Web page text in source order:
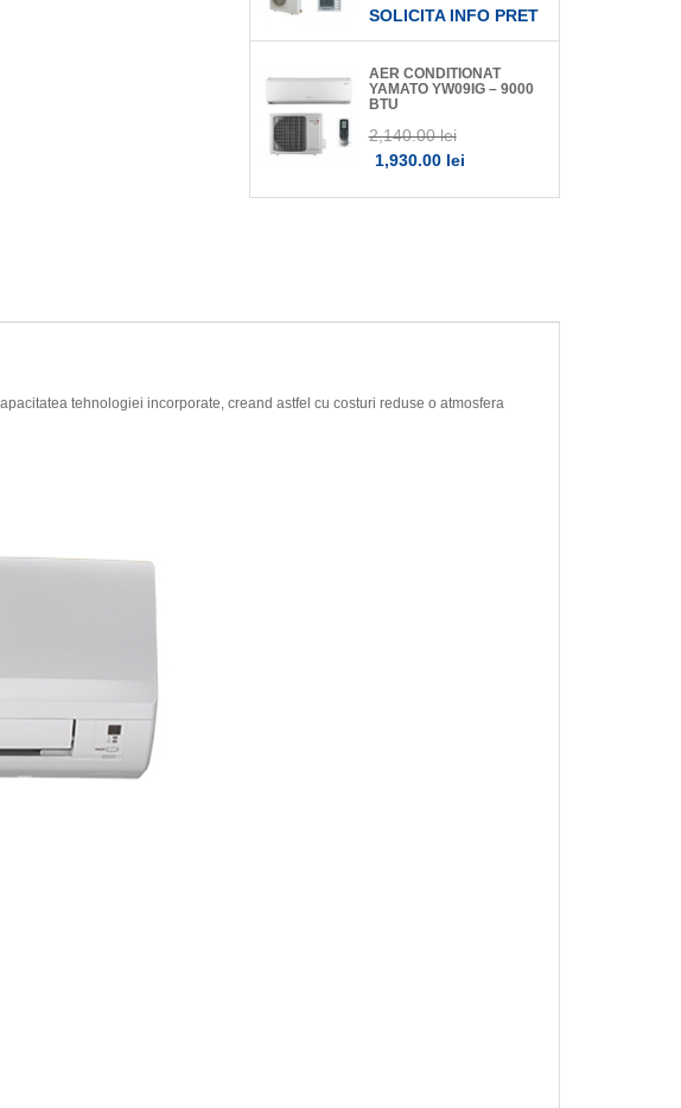
SOLICITA INFO PRET
AER CONDITIONAT
YAMATO YW09IG – 9000
BTU
2,140.00 lei
1,930.00 lei
tehnologiei incorporate, creand astfel cu costuri reduse o atmosfera